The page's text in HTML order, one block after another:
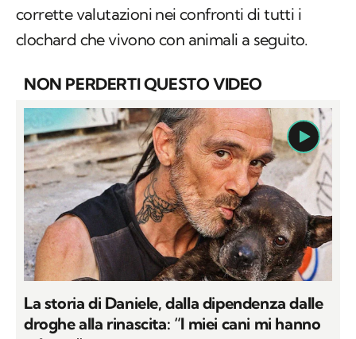
corrette valutazioni nei confronti di tutti i
clochard che vivono con animali a seguito.
NON PERDERTI QUESTO VIDEO
La storia di Daniele, dalla dipendenza dalle
droghe alla rinascita: “I miei cani mi hanno